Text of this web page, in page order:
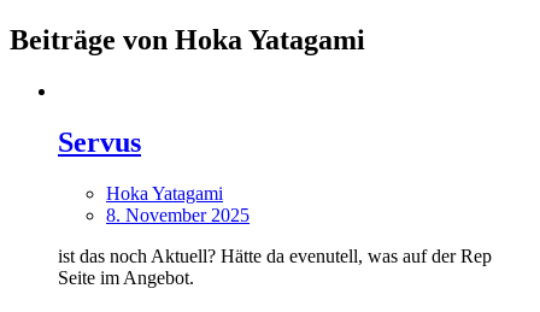
Beiträge von Hoka Yatagami
Servus
Hoka Yatagami
8. November 2025
ist das noch Aktuell? Hätte da evenutell, was auf der Rep
Seite im Angebot.